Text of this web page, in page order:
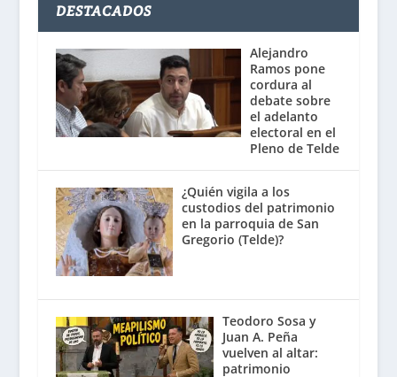
DESTACADOS
Alejandro
Ramos pone
cordura al
debate sobre
el adelanto
electoral en el
Pleno de Telde
¿Quién vigila a los
custodios del patrimonio
en la parroquia de San
Gregorio (Telde)?
Teodoro Sosa y
Juan A. Peña
vuelven al altar:
patrimonio